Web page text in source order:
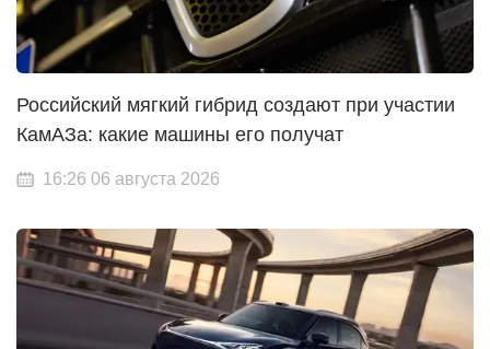
Российский мягкий гибрид создают при участии
КамАЗа: какие машины его получат
16:26 06 августа 2026